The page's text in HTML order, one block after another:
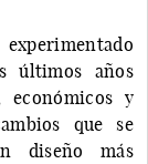
últimos años
económicos y
que se
diseño más